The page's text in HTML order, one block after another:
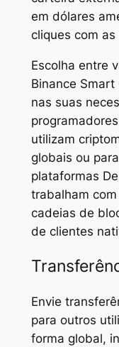
em dólares
cliques com
Escolha entre
Binance Smart
nas suas
utilizam
globais ou
plataformas
trabalham
cadeias de
de clientes
Envie
para outros
forma global,